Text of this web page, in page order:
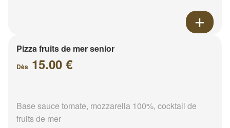
Pizza fruits de mer senior
Dès 15.00 €
Base sauce tomate, mozzarella 100%, cocktail de
fruits de mer